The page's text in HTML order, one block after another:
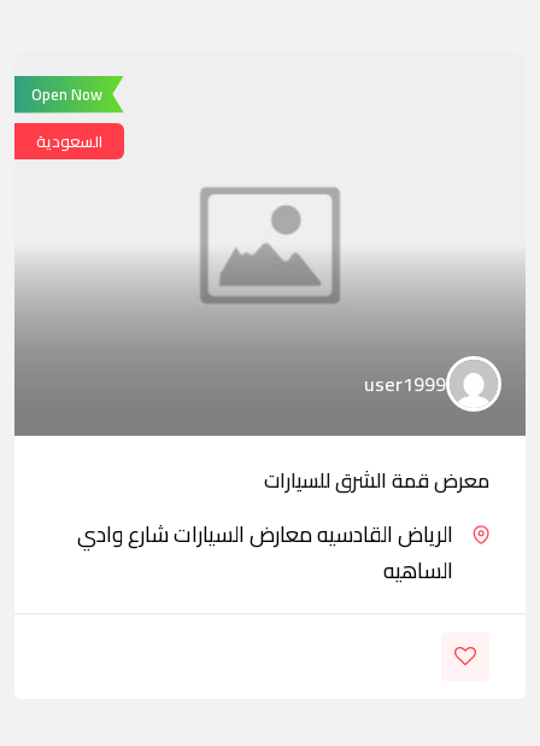
Open Now
السعودية
user1999
معرض قمة الشرق للسيارات
الرياض القادسيه معارض السيارات شارع وادي
الساهيه